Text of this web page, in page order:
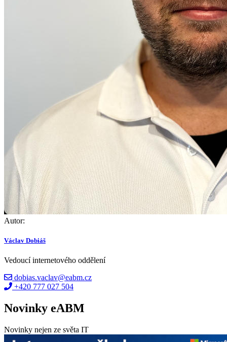
Autor:
Václav Dobiáš
Vedoucí internetového oddělení
dobias.vaclav@eabm.cz
+420 777 027 504
Novinky eABM
Novinky nejen ze světa IT